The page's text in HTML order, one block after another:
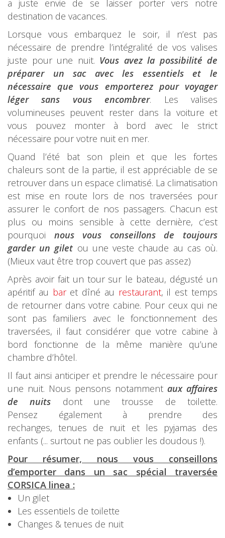
a juste envie de se laisser porter vers notre
destination de vacances.
Lorsque vous embarquez le soir, il n’est pas
nécessaire de prendre l’intégralité de vos valises
juste pour une nuit. Vous avez la possibilité de
préparer un sac avec les essentiels et le
nécessaire que vous emporterez pour voyager
léger sans vous encombrer. Les valises
volumineuses peuvent rester dans la voiture et
vous pouvez monter à bord avec le strict
nécessaire pour votre nuit en mer.
Quand l’été bat son plein et que les fortes
chaleurs sont de la partie, il est appréciable de se
retrouver dans un espace climatisé. La climatisation
est mise en route lors de nos traversées pour
assurer le confort de nos passagers. Chacun est
plus ou moins sensible à cette dernière, c’est
pourquoi nous vous conseillons de toujours
garder un gilet ou une veste chaude au cas où.
(Mieux vaut être trop couvert que pas assez)
Après avoir fait un tour sur le bateau, dégusté un
apéritif au bar et dîné au restaurant, il est temps
de retourner dans votre cabine. Pour ceux qui ne
sont pas familiers avec le fonctionnement des
traversées, il faut considérer que votre cabine à
bord fonctionne de la même manière qu’une
chambre d’hôtel.
Il faut ainsi anticiper et prendre le nécessaire pour
une nuit. Nous pensons notamment aux affaires
de nuits dont une trousse de toilette.
Pensez également à prendre des
rechanges, tenues de nuit et les pyjamas des
enfants (... surtout ne pas oublier les doudous !).
Pour résumer, nous vous conseillons
d’emporter dans un sac spécial traversée
CORSICA linea :
Un gilet
Les essentiels de toilette
Changes & tenues de nuit